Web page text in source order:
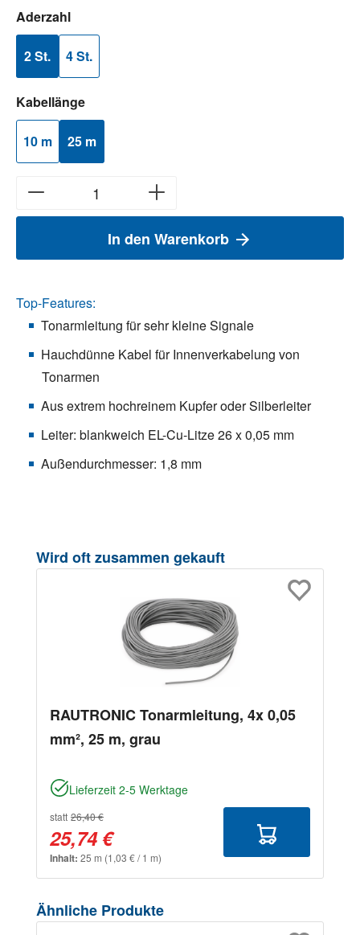
Aderzahlauswählen
2 St. 4 St.
Kabellängeauswählen
10 m 25 m
In den Warenkorb
Top-Features:
Tonarmleitung für sehr kleine Signale
Hauchdünne Kabel für Innenverkabelung von
Tonarmen
Aus extrem hochreinem Kupfer oder Silberleiter
Leiter: blankweich EL-Cu-Litze 26 x 0,05 mm
Außendurchmesser: 1,8 mm
Produktgalerie überspringen
Wird oft zusammen gekauft
RAUTRONIC Tonarmleitung, 4x 0,05
mm², 25 m, grau
Lieferzeit 2-5 Werktage
statt 26,40 €
25,74 €
Inhalt: 25 m (1,03 € / 1 m)
Produktgalerie überspringen
Ähnliche Produkte